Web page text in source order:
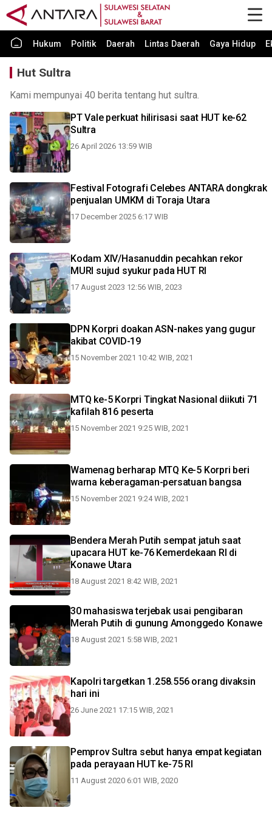
Hukum Politik Daerah Lintas Daerah Gaya Hidup
Hut Sultra
Kami mempunyai 40 berita tentang hut sultra.
PT Vale perkuat hilirisasi saat HUT ke-62
Sultra
26 April 2026 13:59 WIB
Festival Fotografi Celebes ANTARA dongkrak
penjualan UMKM di Toraja Utara
17 December 2025 6:17 WIB
Kodam XIV/Hasanuddin pecahkan rekor
MURI sujud syukur pada HUT RI
17 August 2023 12:56 WIB, 2023
DPN Korpri doakan ASN-nakes yang gugur
akibat COVID-19
15 November 2021 10:42 WIB, 2021
MTQ ke-5 Korpri Tingkat Nasional diikuti 71
kafilah 816 peserta
15 November 2021 9:25 WIB, 2021
Wamenag berharap MTQ Ke-5 Korpri beri
warna keberagaman-persatuan bangsa
15 November 2021 9:24 WIB, 2021
Bendera Merah Putih sempat jatuh saat
upacara HUT ke-76 Kemerdekaan RI di
Konawe Utara
18 August 2021 8:42 WIB, 2021
30 mahasiswa terjebak usai pengibaran
Merah Putih di gunung Amonggedo Konawe
18 August 2021 5:58 WIB, 2021
Kapolri targetkan 1.258.556 orang divaksin
hari ini
26 June 2021 17:15 WIB, 2021
Pemprov Sultra sebut hanya empat kegiatan
pada perayaan HUT ke-75 RI
11 August 2020 6:01 WIB, 2020